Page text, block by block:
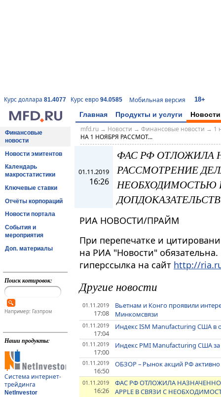
Курс доллара 81.4077 Курс евро 94.0585 Мобильная версия 18+
Главная Продукты и услуги Новости
Финансовые
новости
Новости эмитентов
Календарь
макростатистики
Ключевые ставки
Отчёты корпораций
Новости портала
События и
мероприятия
Доп. материалы
Поиск котировок:
Например: Газпром
Наши продукты:
Система интернет-
трейдинга
NetInvestor
mfd.ru→ Новости → Финансовые новости → 1
НА 1 НОЯБРЯ РАССМОТ...
01.11.2019
16:26
ФАС РФ ОТЛОЖИЛА
РАССМОТРЕНИЕ
НЕОБХОДИМОСТЬЮ
РИА НОВОСТИ/ПРАЙМ
При перепечатке и
на РИА "Новости"
гиперссылка на сайт http://
Другие новости
01.11.2019
17:08
Вьетнам и Конго проявили
Минкомсвязи
01.11.2019
17:04
Индекс ISM Manufacturing США в
01.11.2019
17:00
Индекс PMI Manufacturing США
01.11.2019
16:50
ОБЗОР – Рынок акций РФ
01.11.2019
16:26
ФАС РФ ОТЛОЖИЛА
APPLE В СВЯЗИ С